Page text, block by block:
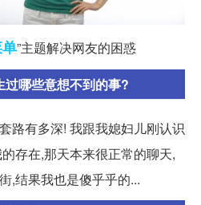
”主题解决网友的困惑
哪些意想不到的事?
路有多深! 我跟我媳妇儿刚认识
存在,那天本来很正常的聊天,
,结果我也是傻乎乎的...